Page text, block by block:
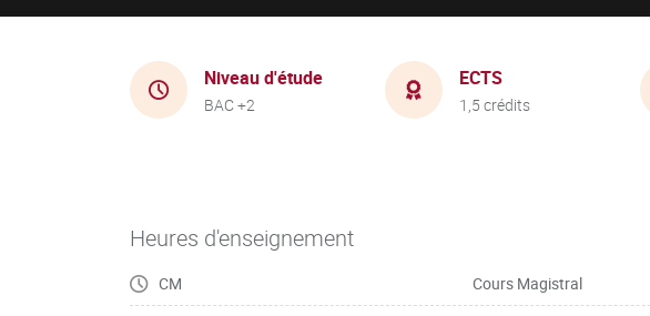
Niveau d'étude
BAC +2
ECTS
1,5 crédits
Heures d'enseignement
CM Cours Magistral